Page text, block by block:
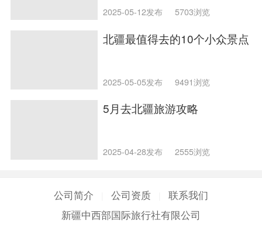
2025-05-12发布 5703浏览
北疆最值得去的10个小众景点
2025-05-05发布 9491浏览
5月去北疆旅游攻略
2025-04-28发布 2555浏览
公司简介 公司资质
联系我们
新疆中西部国际旅行社有限公司